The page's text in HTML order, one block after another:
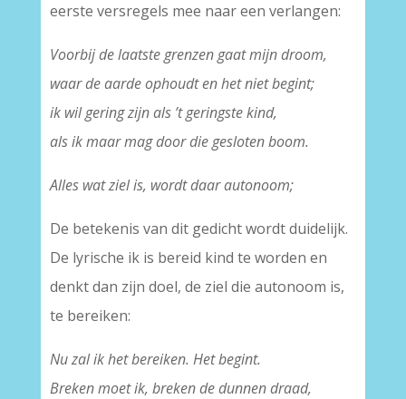
eerste versregels mee naar een verlangen:
Voorbij de laatste grenzen gaat mijn droom,
waar de aarde ophoudt en het niet begint;
ik wil gering zijn als ’t geringste kind,
als ik maar mag door die gesloten boom.
Alles wat ziel is, wordt daar autonoom;
De betekenis van dit gedicht wordt duidelijk.
De lyrische ik is bereid kind te worden en
denkt dan zijn doel, de ziel die autonoom is,
te bereiken:
Nu zal ik het bereiken. Het begint.
Breken moet ik, breken de dunnen draad,